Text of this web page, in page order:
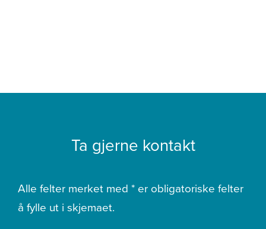
Ta gjerne kontakt
Alle felter merket med * er obligatoriske felter
å fylle ut i skjemaet.